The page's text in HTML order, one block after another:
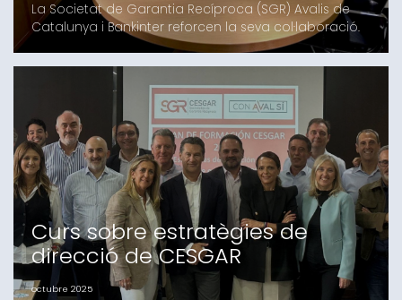
La Societat de Garantia Recíproca (SGR) Avalis de
Catalunya i Bankinter reforcen la seva col·laboració.
Han renovat el conveni que estava vigent fins ara per
a facilitar a les pimes i autònoms i autònomes de
Catalunya l'accés al finançament dels projectes
d'inversió i de les activitats. La signatura d'aquest
conveni consolida el compromís entre les
Curs sobre estratègies de
direcció de CESGAR
octubre 2025